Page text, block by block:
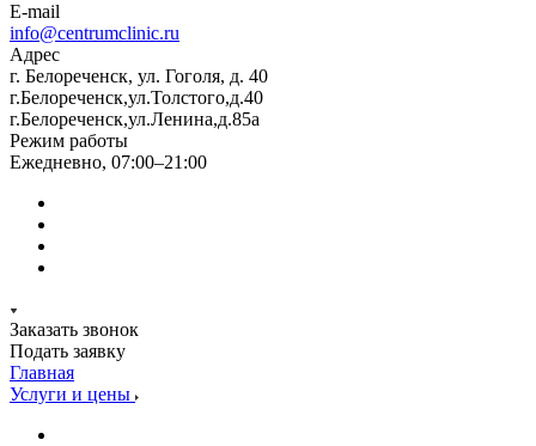
E-mail
info@centrumclinic.ru
Адрес
г. Белореченск, ул. Гоголя, д. 40
г.Белореченск,ул.Толстого,д.40
г.Белореченск,ул.Ленина,д.85а
Режим работы
Ежедневно, 07:00–21:00
Заказать звонок
Подать заявку
Главная
Услуги и цены